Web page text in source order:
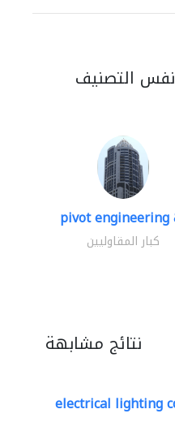
التصنيف
pivot engineering
كبار المقاوليين
نتائج مشابهة
electrical lighting